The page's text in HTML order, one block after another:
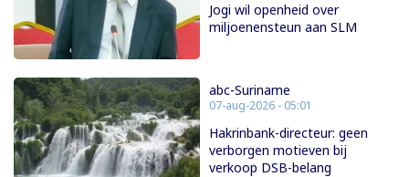
Jogi wil openheid over
miljoenensteun aan SLM
abc-Suriname
07-aug-2026 - 05:01
Hakrinbank-directeur: geen
verborgen motieven bij
verkoop DSB-belang